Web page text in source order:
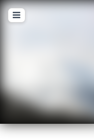
Le vortex à chats
genre par Tykayn